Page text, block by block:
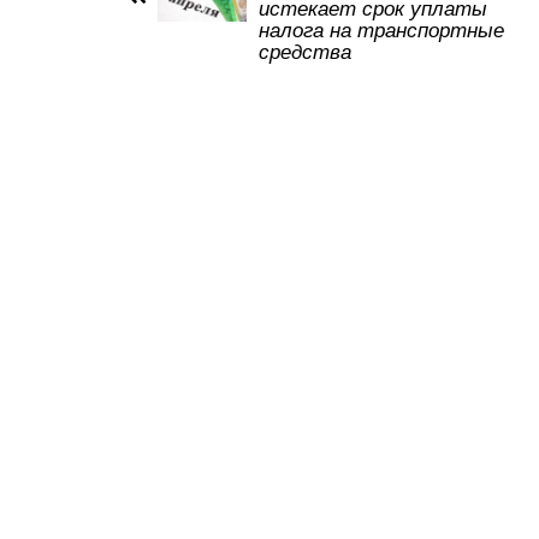
o
ss
истекает срок уплаты
налога на транспортные
средства